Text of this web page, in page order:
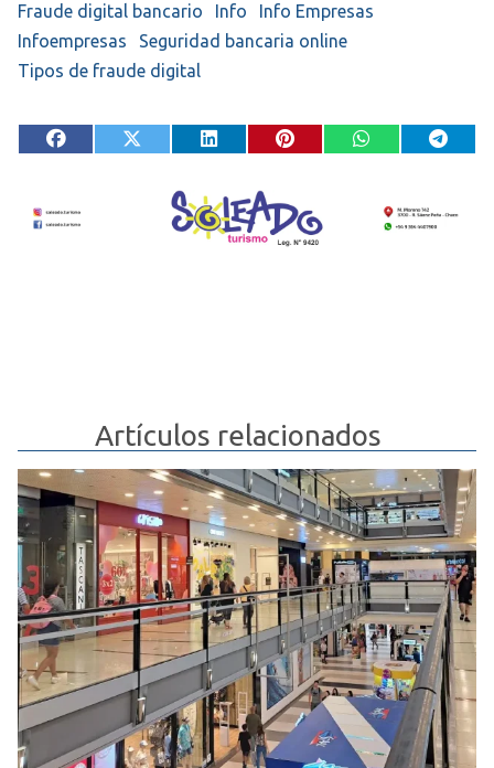
Fraude digital bancario
Info
Info Empresas
Infoempresas
Seguridad bancaria online
Tipos de fraude digital
Artículos relacionados